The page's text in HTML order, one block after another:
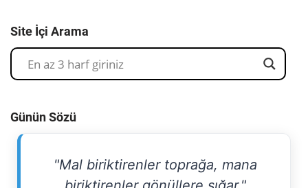
Site İçi Arama
Günün Sözü
"Mal biriktirenler toprağa, mana